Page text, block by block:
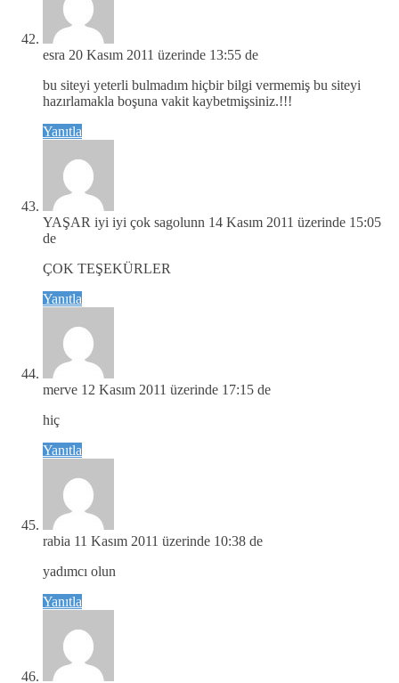
esra 20 Kasım 2011 üzerinde 13:55 de
bu siteyi yeterli bulmadım hiçbir bilgi vermemiş bu siteyi
hazırlamakla boşuna vakit kaybetmişsiniz.!!!
Yanıtla
YAŞAR iyi iyi çok sagolunn 14 Kasım 2011 üzerinde 15:05
de
ÇOK TEŞEKÜRLER
Yanıtla
merve 12 Kasım 2011 üzerinde 17:15 de
hiç
Yanıtla
rabia 11 Kasım 2011 üzerinde 10:38 de
yadımcı olun
Yanıtla